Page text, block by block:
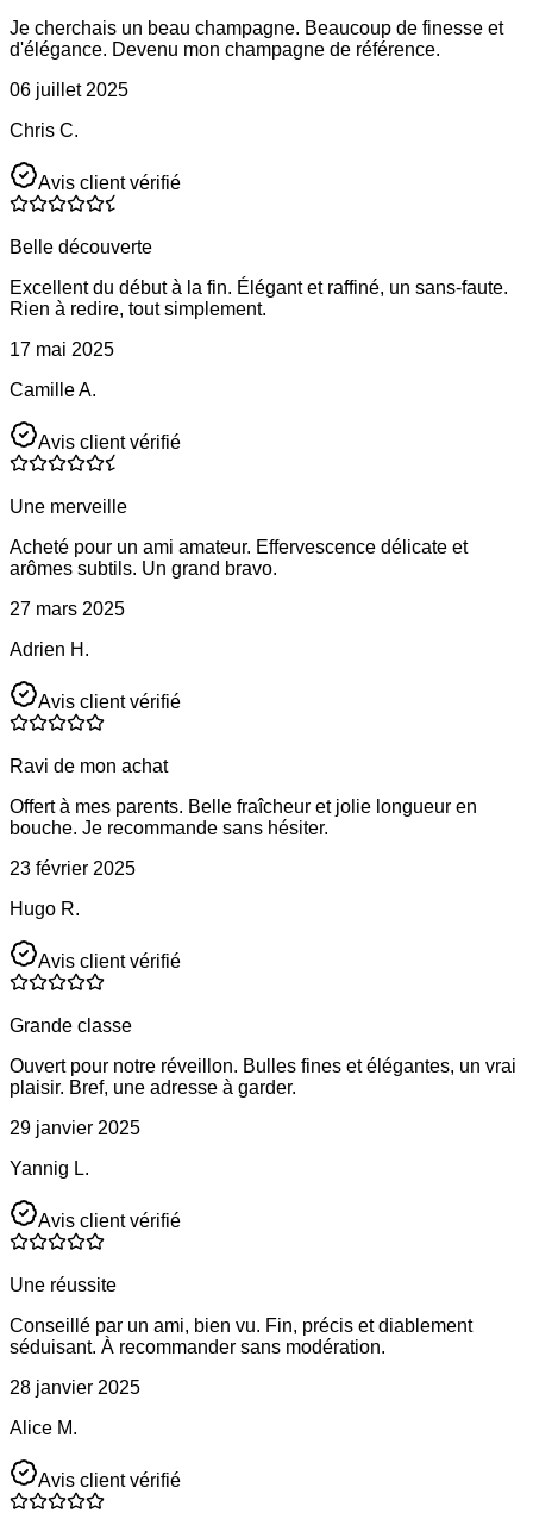
Je cherchais un beau champagne. Beaucoup de finesse et
d'élégance. Devenu mon champagne de référence.
06 juillet 2025
Chris C.
Avis client vérifié
Belle découverte
Excellent du début à la fin. Élégant et raffiné, un sans-faute.
Rien à redire, tout simplement.
17 mai 2025
Camille A.
Avis client vérifié
Une merveille
Acheté pour un ami amateur. Effervescence délicate et
arômes subtils. Un grand bravo.
27 mars 2025
Adrien H.
Avis client vérifié
Ravi de mon achat
Offert à mes parents. Belle fraîcheur et jolie longueur en
bouche. Je recommande sans hésiter.
23 février 2025
Hugo R.
Avis client vérifié
Grande classe
Ouvert pour notre réveillon. Bulles fines et élégantes, un vrai
plaisir. Bref, une adresse à garder.
29 janvier 2025
Yannig L.
Avis client vérifié
Une réussite
Conseillé par un ami, bien vu. Fin, précis et diablement
séduisant. À recommander sans modération.
28 janvier 2025
Alice M.
Avis client vérifié